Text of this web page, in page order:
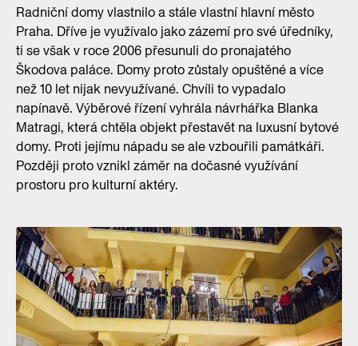
Radniční domy vlastnilo a stále vlastní hlavní město
Praha. Dříve je využívalo jako zázemí pro své úředníky,
ti se však v roce 2006 přesunuli do pronajatého
Škodova paláce. Domy proto zůstaly opuštěné a více
než 10 let nijak nevyužívané. Chvíli to vypadalo
napínavě. Výběrové řízení vyhrála návrhářka Blanka
Matragi, která chtěla objekt přestavět na luxusní bytové
domy. Proti jejímu nápadu se ale vzbouřili památkáři.
Později proto vznikl záměr na dočasné využívání
prostoru pro kulturní aktéry.